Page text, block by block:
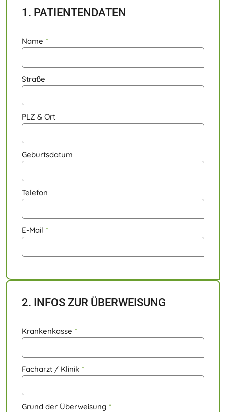
1. PATIENTENDATEN
Name *
Straße
PLZ & Ort
Geburtsdatum
Telefon
E-Mail *
2. INFOS ZUR ÜBERWEISUNG
Krankenkasse *
Facharzt / Klinik *
Grund der Überweisung *